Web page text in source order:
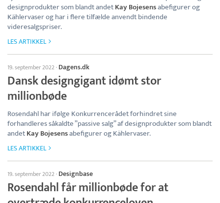
designprodukter som blandt andetKay Bojesensabefigurer og
Kählervaser og har i flere tilfælde anvendt bindende
videresalgspriser.
LES ARTIKKEL
19. september 2022· Dagens.dk
Dansk designgigant idømt stor
millionbøde
Rosendahl har ifølge Konkurrencerådet forhindret sine
forhandleres såkaldte ”passive salg” af designprodukter som blandt
andetKay Bojesensabefigurer og Kählervaser.
LES ARTIKKEL
19. september 2022· Designbase
Rosendahl får millionbøde for at